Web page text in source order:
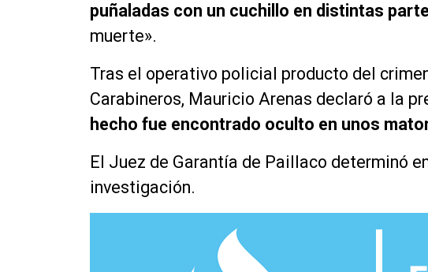
puñaladas con un cuchillo en distintas
muerte».
Tras el operativo policial producto del
Carabineros, Mauricio Arenas declaró a la
hecho fue encontrado oculto en unos
El Juez de Garantía de Paillaco determinó
investigación.